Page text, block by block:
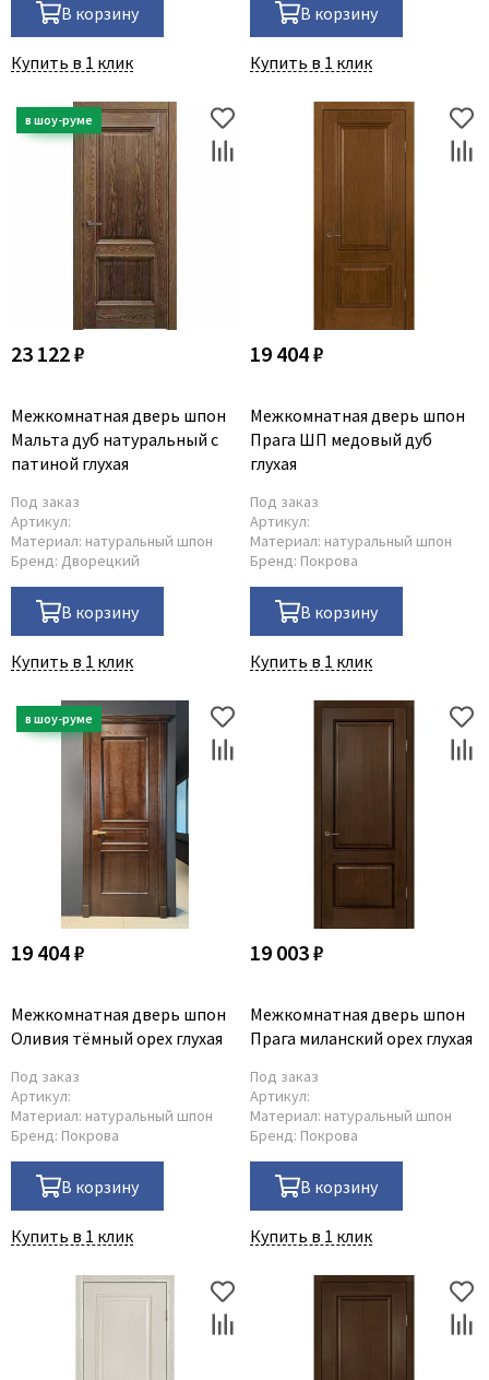
В корзину
Купить в 1 клик
В корзину
Купить в 1 клик
23 122 ₽
Межкомнатная дверь шпон
Мальта дуб натуральный с
патиной глухая
Под заказ
Артикул:
Материал: натуральный шпон
Бренд: Дворецкий
В корзину
Купить в 1 клик
19 404 ₽
Межкомнатная дверь шпон
Прага ШП медовый дуб
глухая
Под заказ
Артикул:
Материал: натуральный шпон
Бренд: Покрова
В корзину
Купить в 1 клик
19 404 ₽
Межкомнатная дверь шпон
Оливия тёмный орех глухая
Под заказ
Артикул:
Материал: натуральный шпон
Бренд: Покрова
В корзину
Купить в 1 клик
19 003 ₽
Межкомнатная дверь шпон
Прага миланский орех глухая
Под заказ
Артикул:
Материал: натуральный шпон
Бренд: Покрова
В корзину
Купить в 1 клик